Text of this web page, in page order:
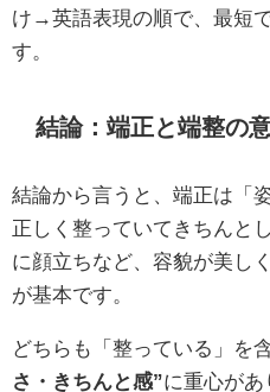
け→英語表現の順で、最短
す。
結論：端正と端整の
結論から言うと、端正は「
正しく整っていてきちんと
に顔立ちなど、容貌が美し
が基本です。
どちらも「整っている」を
さ・きちんと感”に重心があ